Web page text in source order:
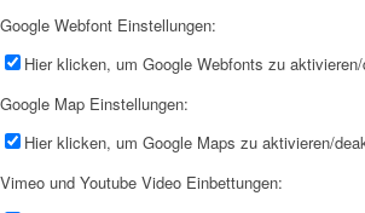
Google Webfont Einstellungen:
Hier klicken, um Google Webfonts zu
Google Map Einstellungen:
Hier klicken, um Google Maps zu aktivieren/
Vimeo und Youtube Video Einbettungen: